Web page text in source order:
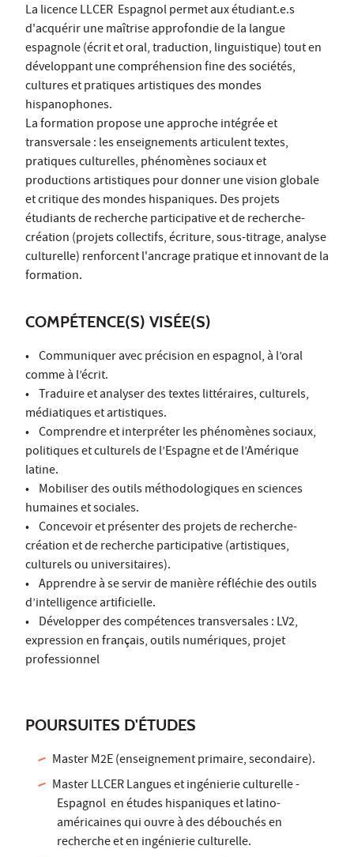
La licence LLCER Espagnol permet aux étudiant.e.s
d'acquérir une maîtrise approfondie de la langue
espagnole (écrit et oral, traduction, linguistique) tout en
développant une compréhension fine des sociétés,
cultures et pratiques artistiques des mondes
hispanophones.
La formation propose une approche intégrée et
transversale : les enseignements articulent textes,
pratiques culturelles, phénomènes sociaux et
productions artistiques pour donner une vision globale
et critique des mondes hispaniques. Des projets
étudiants de recherche participative et de recherche-
création (projets collectifs, écriture, sous-titrage, analyse
culturelle) renforcent l'ancrage pratique et innovant de la
formation.
COMPÉTENCE(S) VISÉE(S)
• Communiquer avec précision en espagnol, à l’oral
comme à l’écrit.
• Traduire et analyser des textes littéraires, culturels,
médiatiques et artistiques.
• Comprendre et interpréter les phénomènes sociaux,
politiques et culturels de l’Espagne et de l’Amérique
latine.
• Mobiliser des outils méthodologiques en sciences
humaines et sociales.
• Concevoir et présenter des projets de recherche-
création et de recherche participative (artistiques,
culturels ou universitaires).
• Apprendre à se servir de manière réfléchie des outils
d’intelligence artificielle.
• Développer des compétences transversales : LV2,
expression en français, outils numériques, projet
professionnel
POURSUITES D'ÉTUDES
Master M2E (enseignement primaire, secondaire).
Master LLCER Langues et ingénierie culturelle -
Espagnol en études hispaniques et latino-
américaines qui ouvre à des débouchés en
recherche et en ingénierie culturelle.